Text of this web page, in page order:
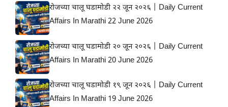
रोजच्या चालू घडामोडी २२ जून २०२६ | Daily Current
Affairs In Marathi 22 June 2026
रोजच्या चालू घडामोडी २० जून २०२६ | Daily Current
Affairs In Marathi 20 June 2026
रोजच्या चालू घडामोडी १९ जून २०२६ | Daily Current
Affairs In Marathi 19 June 2026